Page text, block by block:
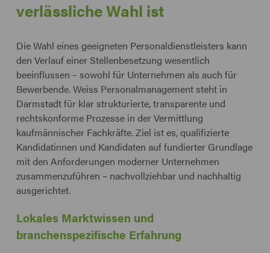
verlässliche Wahl ist
Die Wahl eines geeigneten Personaldienstleisters kann
den Verlauf einer Stellenbesetzung wesentlich
beeinflussen – sowohl für Unternehmen als auch für
Bewerbende. Weiss Personalmanagement steht in
Darmstadt für klar strukturierte, transparente und
rechtskonforme Prozesse in der Vermittlung
kaufmännischer Fachkräfte. Ziel ist es, qualifizierte
Kandidatinnen und Kandidaten auf fundierter Grundlage
mit den Anforderungen moderner Unternehmen
zusammenzuführen – nachvollziehbar und nachhaltig
ausgerichtet.
Lokales Marktwissen und
branchenspezifische Erfahrung